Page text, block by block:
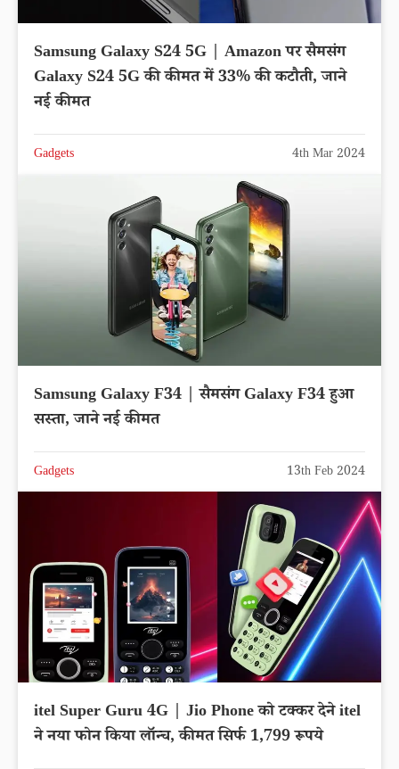
Samsung Galaxy S24 5G | Amazon पर सैमसंग
Galaxy S24 5G की कीमत में 33% की कटौती, जाने
नई कीमत
Gadgets 4th Mar 2024
Samsung Galaxy F34 | सैमसंग Galaxy F34 हुआ
सस्ता, जाने नई कीमत
Gadgets 13th Feb 2024
itel Super Guru 4G | Jio Phone को टक्कर देने itel
ने नया फोन किया लॉन्च, कीमत सिर्फ 1,799 रूपये